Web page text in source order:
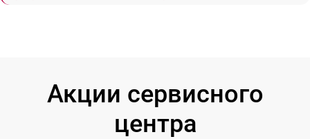
Акции сервисного
центра